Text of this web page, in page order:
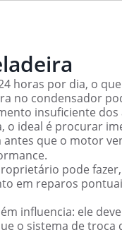
horas por dia, o
no condensador
insuficiente
o ideal é procurar
que o motor
pode
em reparos
influencia: ele
o sistema de troca